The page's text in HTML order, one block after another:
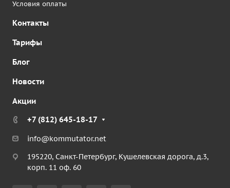
Условия оплаты
Контакты
Тарифы
Блог
Новости
Акции
+7 (812) 645-18-17
info@kommutator.net
195220, Санкт-Петербург, Кушелевская дорога, д.3,
корп. 11 оф. 60